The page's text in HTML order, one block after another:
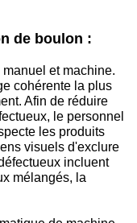
de boulon :
et machine.
cohérente la plus
Afin de réduire
le personnel
les produits
visuels d'exclure
incluent
mélangés, la